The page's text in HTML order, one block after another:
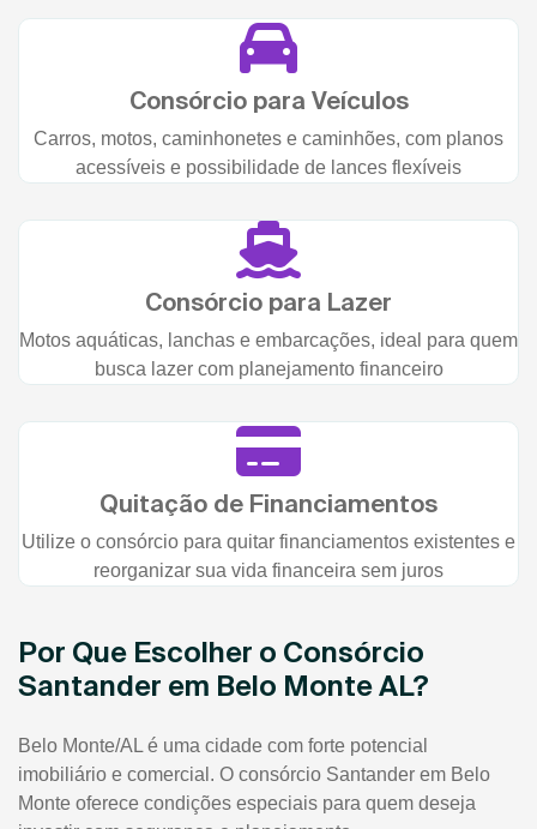
Consórcio para Veículos
Carros, motos, caminhonetes e caminhões, com planos
acessíveis e possibilidade de lances flexíveis
Consórcio para Lazer
Motos aquáticas, lanchas e embarcações, ideal para quem
busca lazer com planejamento financeiro
Quitação de Financiamentos
Utilize o consórcio para quitar financiamentos existentes e
reorganizar sua vida financeira sem juros
Por Que Escolher o Consórcio
Santander em Belo Monte AL?
Belo Monte/AL é uma cidade com forte potencial
imobiliário e comercial. O consórcio Santander em Belo
Monte oferece condições especiais para quem deseja